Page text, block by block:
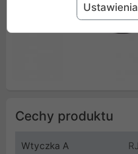
Cechy produktu
Wtyczka A
Ustawienia